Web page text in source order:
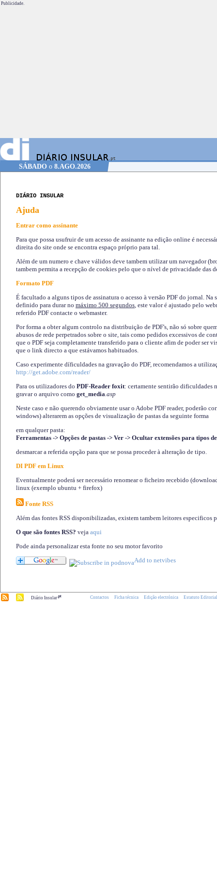
Publicidade.
SÁBADOo 8.AGO.2026
DIÁRIO INSULAR
Ajuda
Entrar como assinante
Para que possa usufruir de um acesso de assinante na edição online é
direita do site onde se encontra espaço próprio para tal.
Além de um numero e chave válidos deve tambem utilizar um navegador
tambem permita a recepção de cookies pelo que o nível de privacidade das
Formato PDF
É facultado a alguns tipos de assinatura o acesso à versão PDF do jornal. Na
definido para durar no máximo 500 segundos, este valor é ajustado pelo
referido PDF contacte o webmaster.
Por forma a obter algum controlo na distribuição de PDF's, não só sobre
abusos de rede perpetrados sobre o site, tais como pedidos excessivos de
que o PDF seja completamente transferido para o cliente afim de poder ser
que o link directo a que estávamos habituados.
Caso experimente díficuldades na gravação do PDF, recomendamos a
http://get.adobe.com/reader/
Para os utilizadores do PDF-Reader foxit: certamente sentirão dificuldades
gravar o arquivo como get_media.asp
Neste caso e não querendo obviamente usar o Adobe PDF reader, poderão
windows) alterarem as opções de visualização de pastas da seguinte forma
em qualquer pasta:
Ferramentas -> Opções de pastas -> Ver -> Ocultar extensões para tipos
desmarcar a referida opção para que se possa proceder à alteração de tipo.
DI PDF em Linux
Eventualmente poderá ser necessário renomear o ficheiro recebido
linux (exemplo ubuntu + firefox)
Fonte RSS
Além das fontes RSS disponibilizadas, existem tambem leitores especificos
O que são fontes RSS? veja aqui
Pode ainda personalizar esta fonte no seu motor favorito
Diário Insular.pt Contactos Ficha técnica Edição electrónica Estatuto Editorial